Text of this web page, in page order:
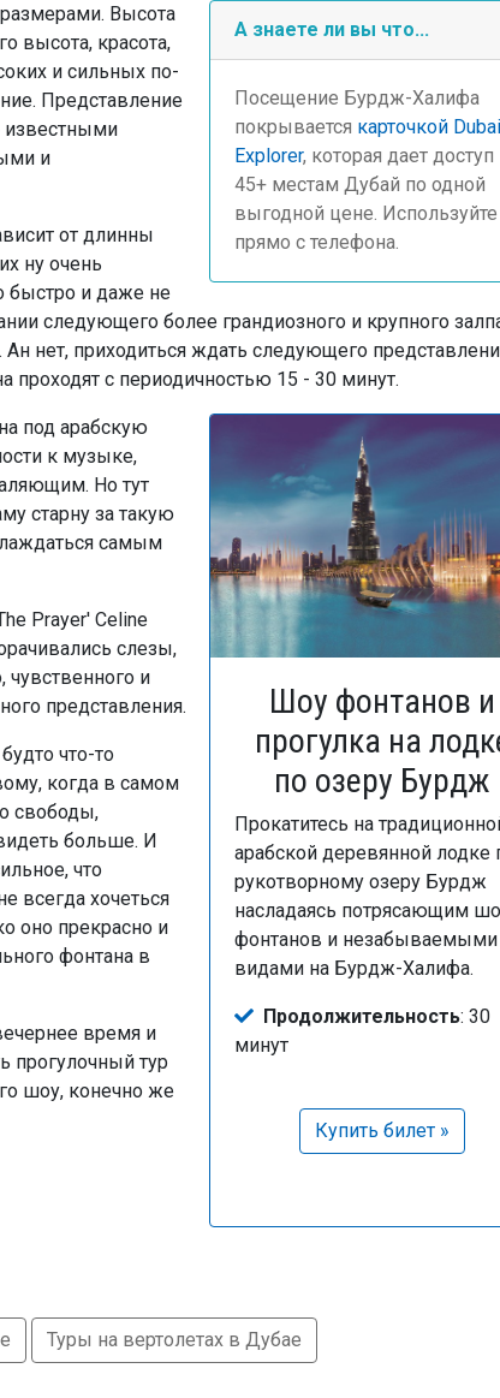
А знаете ли вы что...
Посещение Бурдж-Халифа
покрывается карточкой Dubai
Explorer, которая дает доступ
45+ местам Дубай по одной
выгодной цене. Используйте
прямо с телефона.
Высота
высота, красота,
и сильных по-
Представление
известными
и
от длинны
ну очень
быстро и даже не
следующего более грандиозного и крупного
нет, приходиться ждать следующего
с периодичностью 15 - 30 минут.
Шоу фонтанов и
прогулка на
по озеру Бурдж
Прокатитесь на
арабской деревянной лодке
рукотворному озеру Бурдж
насладаясь потрясающим
фонтанов и незабываемыми
видами на Бурдж-Халифа.
Продолжительность: 30
минут
Купить билет »
под арабскую
к музыке,
Но тут
старну за такую
самым
Prayer' Celine
слезы,
и
представления.
что-то
когда в самом
свободы,
больше. И
что
всегда хочеться
оно прекрасно и
фонтана в
время и
прогулочный тур
шоу, конечно же
Туры на вертолетах в Дубае